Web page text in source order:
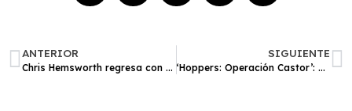
ANTERIOR
Chris Hemsworth regresa con un emotivo documental: un viaje para enfrentar el Alzheimer
SIGUIENTE
‘Hoppers: Operación Castor’: Lanzan tráiler y póster oficial de la nueva película animada de Disney Pixar